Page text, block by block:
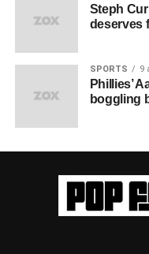
Steph
deserves
SPORTS 9
Phillies’
boggling